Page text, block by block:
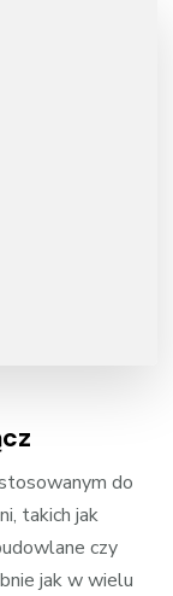
do
takich jak
czy
jak w wielu